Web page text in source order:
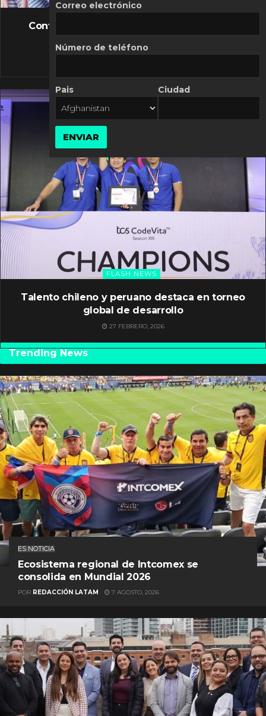
FLASH NEWS
Controversia de Mercado Libre por costos
10 MARZO, 2026
FLASH NEWS
Talento chileno y peruano destaca en torneo
global de desarrollo
27 FEBRERO, 2026
Trending News
ES NOTICIA
Ecosistema regional de Intcomex se
consolida en Mundial 2026
POR REDACCIÓN LATAM 7 AGOSTO, 2026
Correo electrónico
Número de teléfono
Pais Ciudad
ENVIAR